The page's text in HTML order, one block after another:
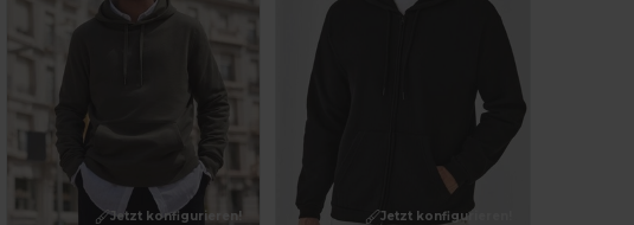
Jetzt konfigurieren! Jetzt konfigurieren!